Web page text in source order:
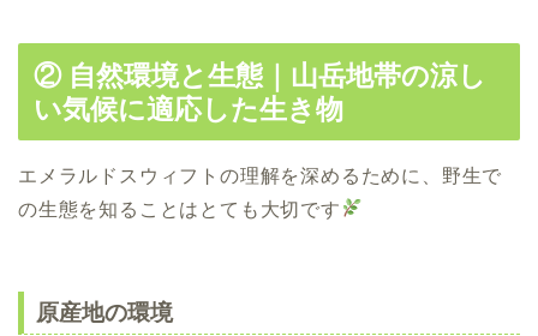
② 自然環境と生態｜山岳地帯の涼し
い気候に適応した生き物
エメラルドスウィフトの理解を深めるために、野生で
の生態を知ることはとても大切です
原産地の環境